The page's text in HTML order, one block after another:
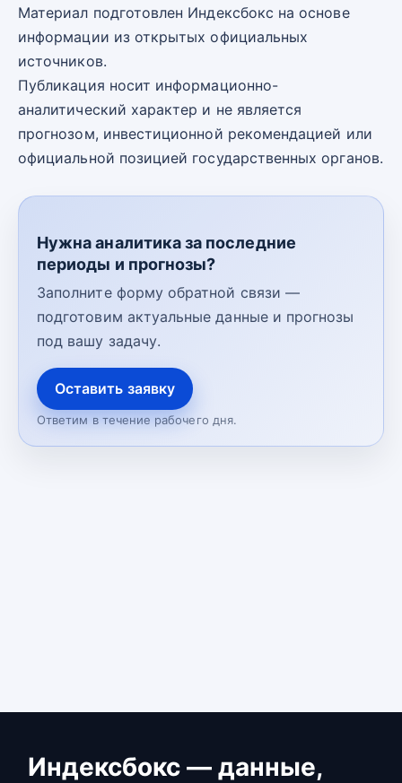
Материал подготовлен Индексбокс на основе
информации из открытых официальных
источников.
Публикация носит информационно-
аналитический характер и не является
прогнозом, инвестиционной рекомендацией или
официальной позицией государственных органов.
Нужна аналитика за последние
периоды и прогнозы?
Заполните форму обратной связи —
подготовим актуальные данные и прогнозы
под вашу задачу.
Оставить заявку
Ответим в течение рабочего дня.
Индексбокс — данные,